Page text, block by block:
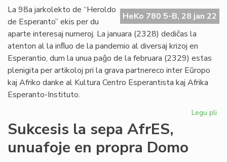
HeKo 780 5-B, 28 jan 22
La 98a jarkolekto de “Heroldo
de Esperanto” ekis per du
aparte interesaj numeroj. La januara (2328) dediĉas la
atenton al la inﬂuo de la pandemio al diversaj krizoj en
Esperantio, dum la unua paĝo de la februara (2329) estas
plenigita per artikoloj pri la grava partnereco inter Eŭropo
kaj Afriko danke al Kultura Centro Esperantista kaj Afrika
Esperanto-Instituto.
Legu pli
Sukcesis la sepa AfrES,
unuafoje en propra Domo